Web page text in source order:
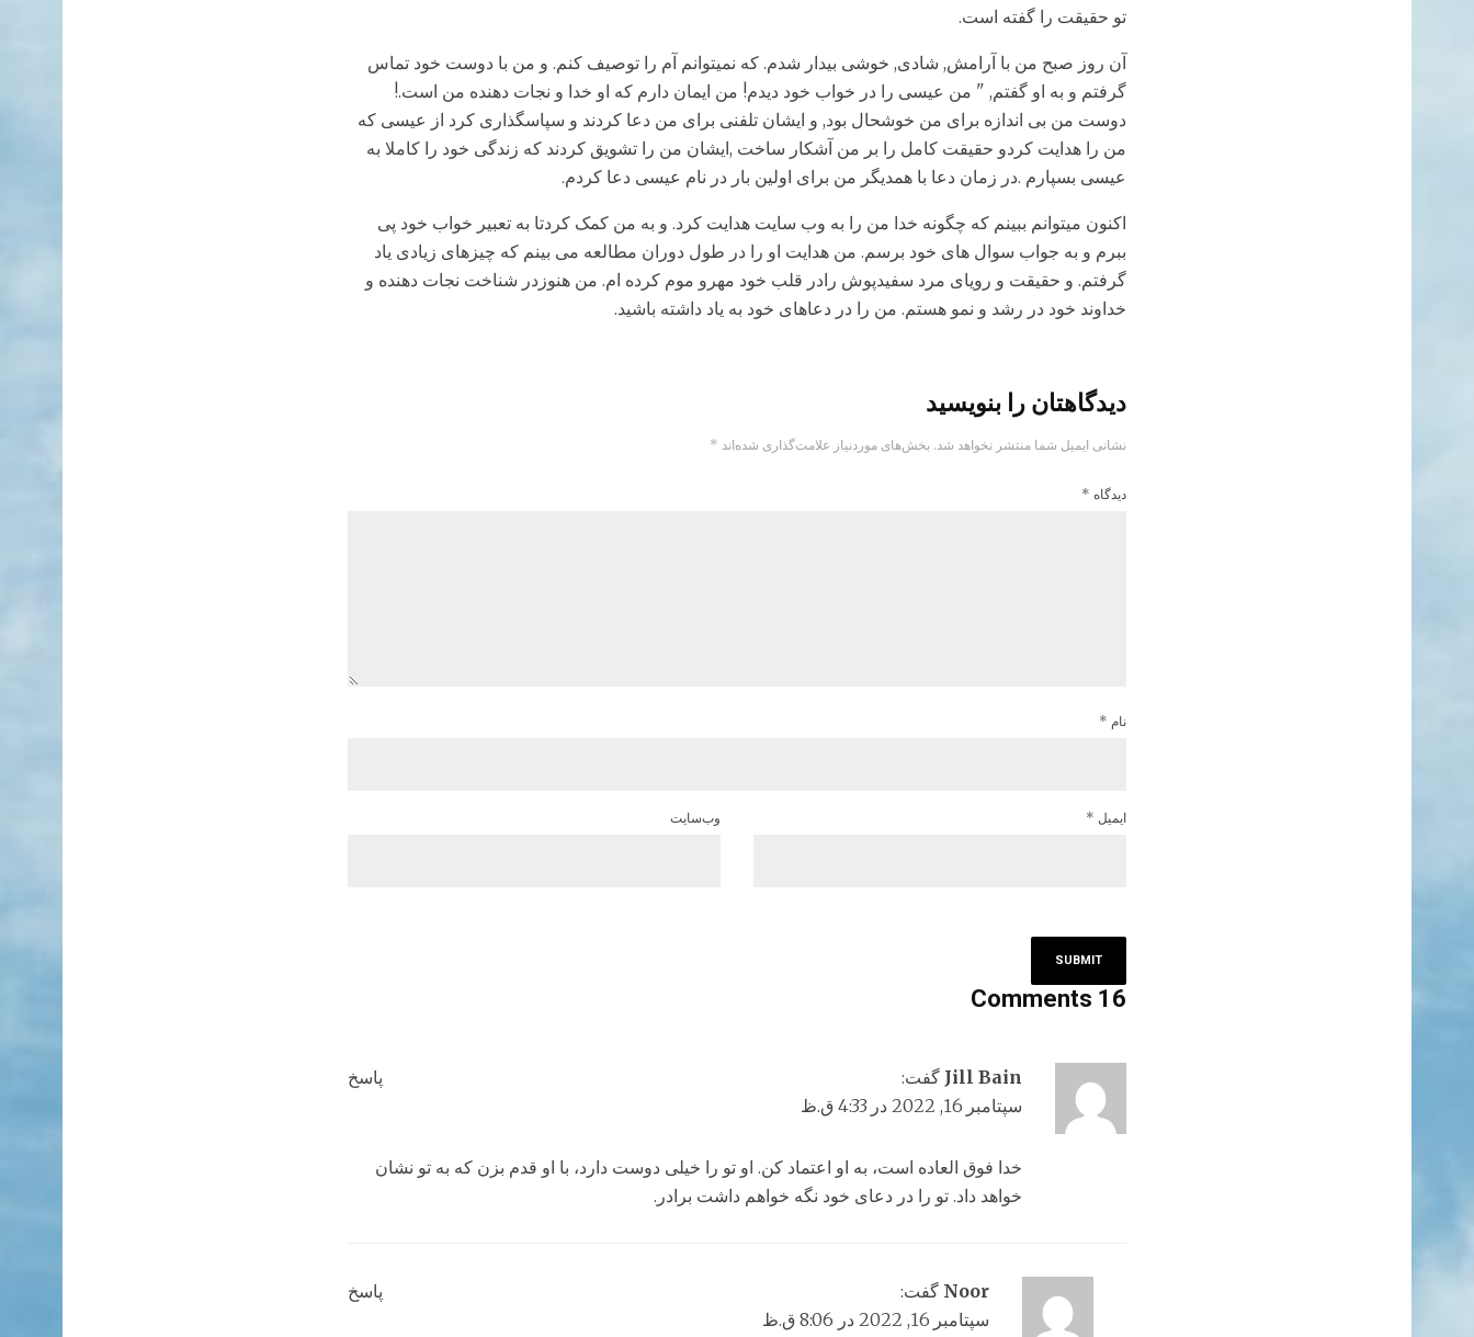
تو حقیقت را گفته است.
آن روز صبح من با آرامش, شادی, خوشی بیدار شدم. که نمیتوانم آم را توصیف کنم. و من با دوست خود تماس
گرفتم و به او گفتم, " من عیسی را در خواب خود دیدم! من ایمان دارم که او خدا و نجات دهنده من است.!
دوست من بی اندازه برای من خوشحال بود, و ایشان تلفنی برای من دعا کردند و سپاسگذاری کرد از عیسی که
من را هدایت کردو حقیقت کامل را بر من آشکار ساخت ,ایشان من را تشویق کردند که زندگی خود را کاملا به
عیسی بسپارم .در زمان دعا با همدیگر من برای اولین بار در نام عیسی دعا کردم.
اکنون میتوانم ببینم که چگونه خدا من را به وب سایت هدایت کرد. و به من کمک کردتا به تعبیر خواب خود پی
ببرم و به جواب سوال های خود برسم. من هدایت او را در طول دوران مطالعه می بینم که چیزهای زیادی یاد
گرفتم. و حقیقت و رویای مرد سفیدپوش رادر قلب خود مهرو موم کرده ام. من هنوزدر شناخت نجات دهنده و
خداوند خود در رشد و نمو هستم. من را در دعاهای خود به یاد داشته باشید.
دیدگاهتان را بنویسید
نشانی ایمیل شما منتشر نخواهد شد. بخش‌های موردنیاز علامت‌گذاری شده‌اند *
دیدگاه *
نام *
ایمیل * وب‌سایت
16 Comments
Jill Bain گفت:
سپتامبر 16, 2022 در 4:33 ق.ظ
خدا فوق العاده است، به او اعتماد کن. او تو را خیلی دوست دارد، با او قدم بزن که به تو نشان
خواهد داد. تو را در دعای خود نگه خواهم داشت برادر.
پاسخ
Noor گفت:
سپتامبر 16, 2022 در 8:06 ق.ظ
پاسخ